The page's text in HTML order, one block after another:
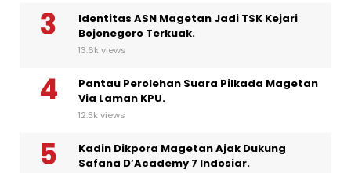
Identitas ASN Magetan Jadi TSK Kejari
Bojonegoro Terkuak.
13.6k views
Pantau Perolehan Suara Pilkada Magetan
Via Laman KPU.
12.3k views
Kadin Dikpora Magetan Ajak Dukung
Safana D’Academy 7 Indosiar.